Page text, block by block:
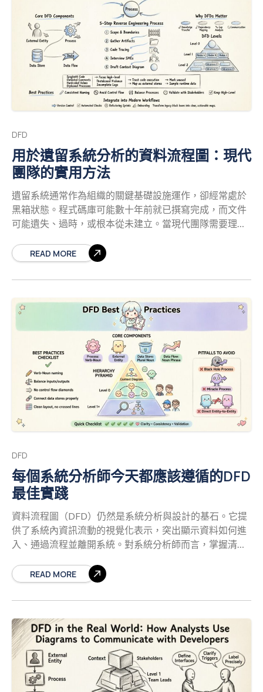
件遺漏或使用錯誤，圖表的完整性將受到影響。 外部實
體： 這些是系統邊界以外的資料來源或目的地。它們代表
使用者、其他系統或與系統互動的硬體裝置。 處理程序：
這些代表對資料所執行的動作或轉換。它們接收輸入資
料，加以修改，並產生輸出資料。 資料儲存： 這些代表資
料靜止存放的位置。包括資料庫、檔案或實體檔案庫。 資
料流： 這些是連接各元件的箭頭，表示資訊移動的方向。
每個元件都必須遵守特定的符號規則。雖然符號風格各有
DeMarco。 圖表繪製前的準備工作
驗證工作在繪製第
一條箭頭之前就已開始。良好的準備環境可減少圖表繪製
義系統邊界： 明確識別系統內部與外部的內容。這將決定
哪些處理程序被納入，以及哪些實體為外部。 識別利害關
係人：
DFD
用於遺留系統分析的資料流程圖：現代
團隊的實用方法
遺留系統通常作為組織的關鍵基礎設施運作，卻經常處於
黑箱狀態。程式碼庫可能數十年前就已撰寫完成，而文件
可能遺失、過時，或根本從未建立。當現代團隊需要理
險。這正是資料流程圖（DFD）成為不可或缺工具的原
因。
DFD 提供了一種視覺化表示，展示資料如何在系
統中流動，與特定程式語言或資料庫技術無關。在遺留系
指南概述了一種結構化且實用的方法，利用 DFD 來理解並
現代化舊有架構，而不依賴炒作或理論上的空談。
解資料流程圖 在深入遺留系統分析之前，建立對該工具本
身的共識至關重要。資料流程圖是一種圖形化表示，用以
呈現資料在資訊系統中的流動過程。與專注於控制流程和
決策邏輯的流程圖不同，DFD 關注的是資料的移動。它描
繪了系統的輸入、處理、儲存和輸出。 DFD 的核心元件包
括： 外部實體：系統邊界之外的資料來源或目的地（例
如：使用者、第三方 API、印表機）。
處理程序：將輸
入資料轉換為輸出資料的轉換過程（例如：計算稅額、驗
實體、處理程序與儲存之間的移動。這些通常以標籤的箭
頭表示。
在分析遺留系統時，目標並非立即創建一個完
隊能夠應對現有程式碼庫的複雜性。
為何 DFD 在遺留
環境中至關重要 現代開發實務強調敏捷與速度，但遺留系
統往往運作緩慢。為何要花時間為舊程式碼建立圖表？以
織。DFD 能捕捉僅存在於程式碼邏輯中的組織知識。
能幫助可視化資料的來源與去向，避免在重構過程中造成
系統崩潰。
差距分析：將目前的 DFD 與預期的商業需
求進行比較，可揭示系統已偏離的方向，或關鍵功能的遺
漏。
溝通：與利益相關者討論視覺化圖表，比解析原始
程式碼更容易。這能彌合技術團隊與業務團隊之間的隔
閡。
READ MORE
DFD
每個系統分析師今天都應該遵循的DFD
最佳實踐
資料流程圖（DFD）仍然是系統分析與設計的基石。它提
供了系統內資訊流動的視覺化表示，突出顯示資料如何進
入、通過流程並離開系統。對系統分析師而言，掌握清
上的必要條件。本指南概述了確保您的DFD能有效達成目
的的關鍵最佳實踐。
種結構化建模技術，用於視覺化展示資料在系統中的流
於資料本身。它回答以下問題：資料來自哪裡？它會發生
什麼變化？最終會去往何處？ 在建立DFD時，目標是抽象
化複雜性。您是在描繪業務邏輯，而不必陷入程式碼、資
料庫結構或特定硬體等實作細節。這種抽象化使利益相關
者能夠在無需技術專業知識的情況下理解系統。 為什麼精
READ MORE